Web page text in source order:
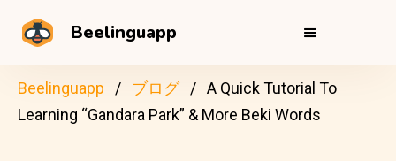
Beelinguapp
Beelinguapp ブログ
A Quick Tutorial To
Learning “Gandara Park” & More Beki Words